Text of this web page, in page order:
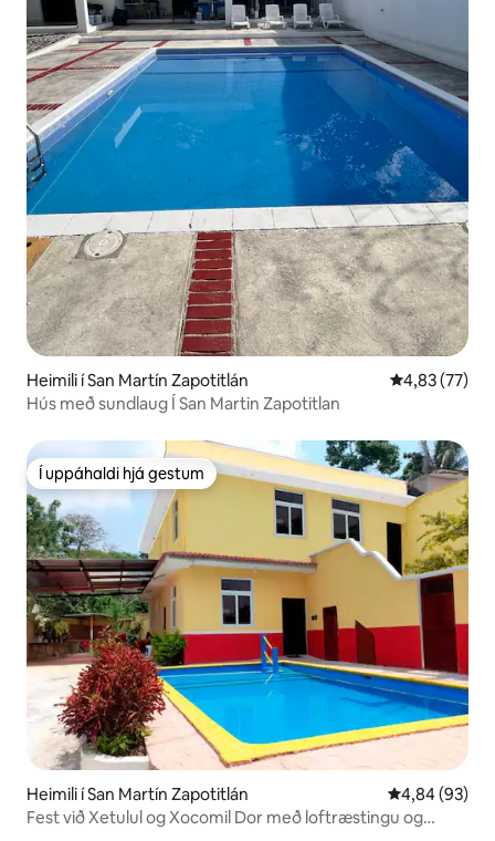
Heimili í San Martín Zapotitlán 4,83 af 5 í
4,83 (77)
Hús með sundlaug Í San Martin Zapotitlan
Í uppáhaldi hjá gestum
Í uppáhaldi hjá gestum
Heimili í San Martín Zapotitlán 4,84 af 5 í
4,84 (93)
Fest við Xetulul og Xocomil Dor með loftræstingu og